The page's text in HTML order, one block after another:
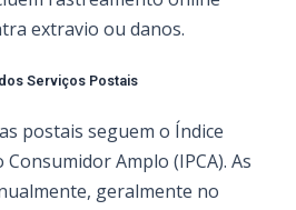
extravio ou danos.
Serviços Postais
postais seguem o Índice
Amplo (IPCA). As
geralmente no